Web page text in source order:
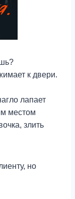
к двери.
лапает
местом
злить
но